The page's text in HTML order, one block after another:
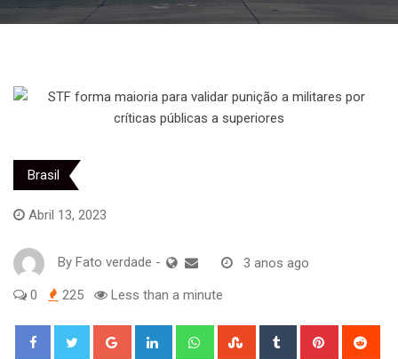
Brasil
Abril 13, 2023
By Fato verdade - 3 anos ago
0 225 Less than a minute
Google+ LinkedIn WhatsappStumbleUpon
Tumblr Pinterest